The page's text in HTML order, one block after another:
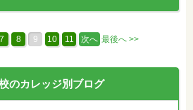
7 8 9 10 11 次へ 最後へ >>
のカレッジ別ブログ